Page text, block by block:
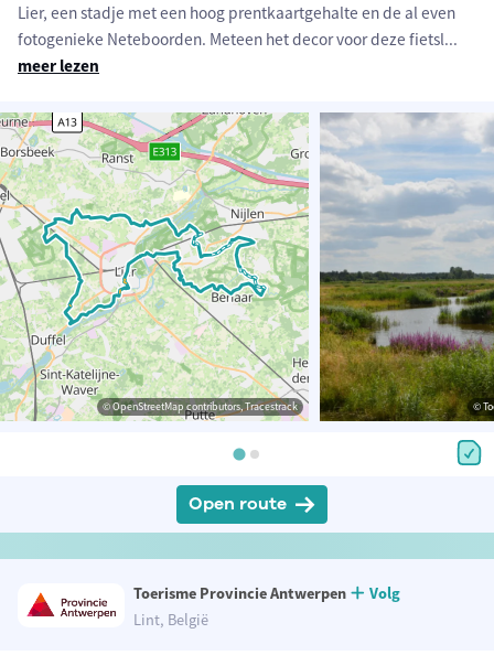
Lier, een stadje met een hoog prentkaartgehalte en de al even
fotogenieke Neteboorden. Meteen het decor voor deze fietsl...
meer lezen
© OpenStreetMap contributors, Tracestrack ©
Open route
Toerisme Provincie Antwerpen
Volg
Lint, België